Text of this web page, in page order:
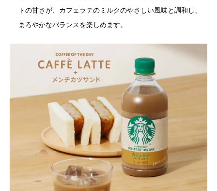
トの甘さが、カフェラテのミルクのやさしい風味と調和し、
まろやかなバランスを楽しめます。